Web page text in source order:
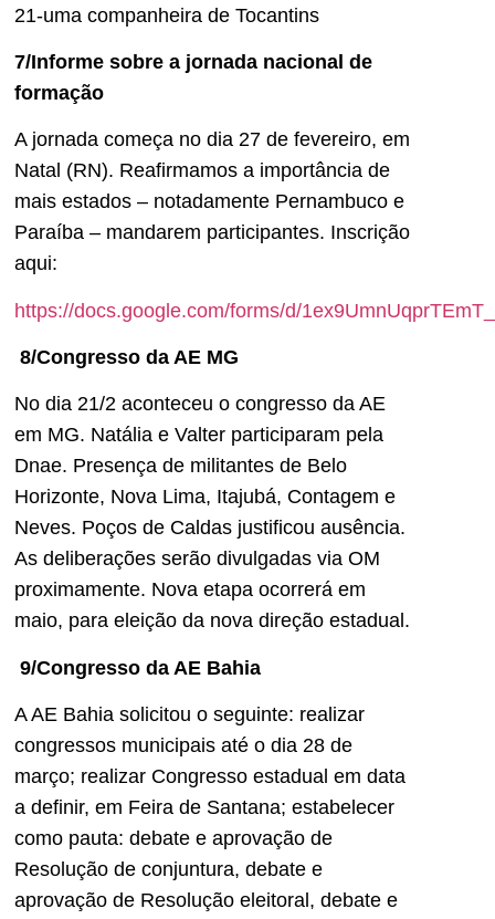
21-uma companheira de Tocantins
7/Informe sobre a jornada nacional de
formação
A jornada começa no dia 27 de fevereiro, em
Natal (RN). Reafirmamos a importância de
mais estados – notadamente Pernambuco e
Paraíba – mandarem participantes. Inscrição
aqui:
https://docs.google.com/forms/d/
8/Congresso da AE MG
No dia 21/2 aconteceu o congresso da AE
em MG. Natália e Valter participaram pela
Dnae. Presença de militantes de Belo
Horizonte, Nova Lima, Itajubá, Contagem e
Neves. Poços de Caldas justificou ausência.
As deliberações serão divulgadas via OM
proximamente. Nova etapa ocorrerá em
maio, para eleição da nova direção estadual.
9/Congresso da AE Bahia
A AE Bahia solicitou o seguinte: realizar
congressos municipais até o dia 28 de
março; realizar Congresso estadual em data
a definir, em Feira de Santana; estabelecer
como pauta: debate e aprovação de
Resolução de conjuntura, debate e
aprovação de Resolução eleitoral, debate e